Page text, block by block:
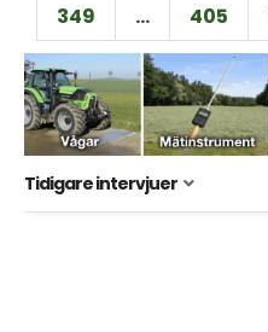
349
… 405
Tidigare intervjuer